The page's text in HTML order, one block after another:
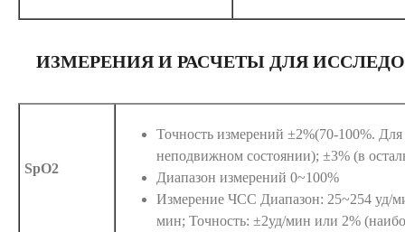
ИЗМЕРЕНИЯ И РАСЧЕТЫ ДЛЯ
SрO2
Точность измерений ±2%(70-100%.
неподвижном состоянии); ±3% (в
Диапазон измерений 0~100%
Измерение ЧСС Диапазон: 25~254 уд/
мин; Точность: ±2уд/мин или 2%